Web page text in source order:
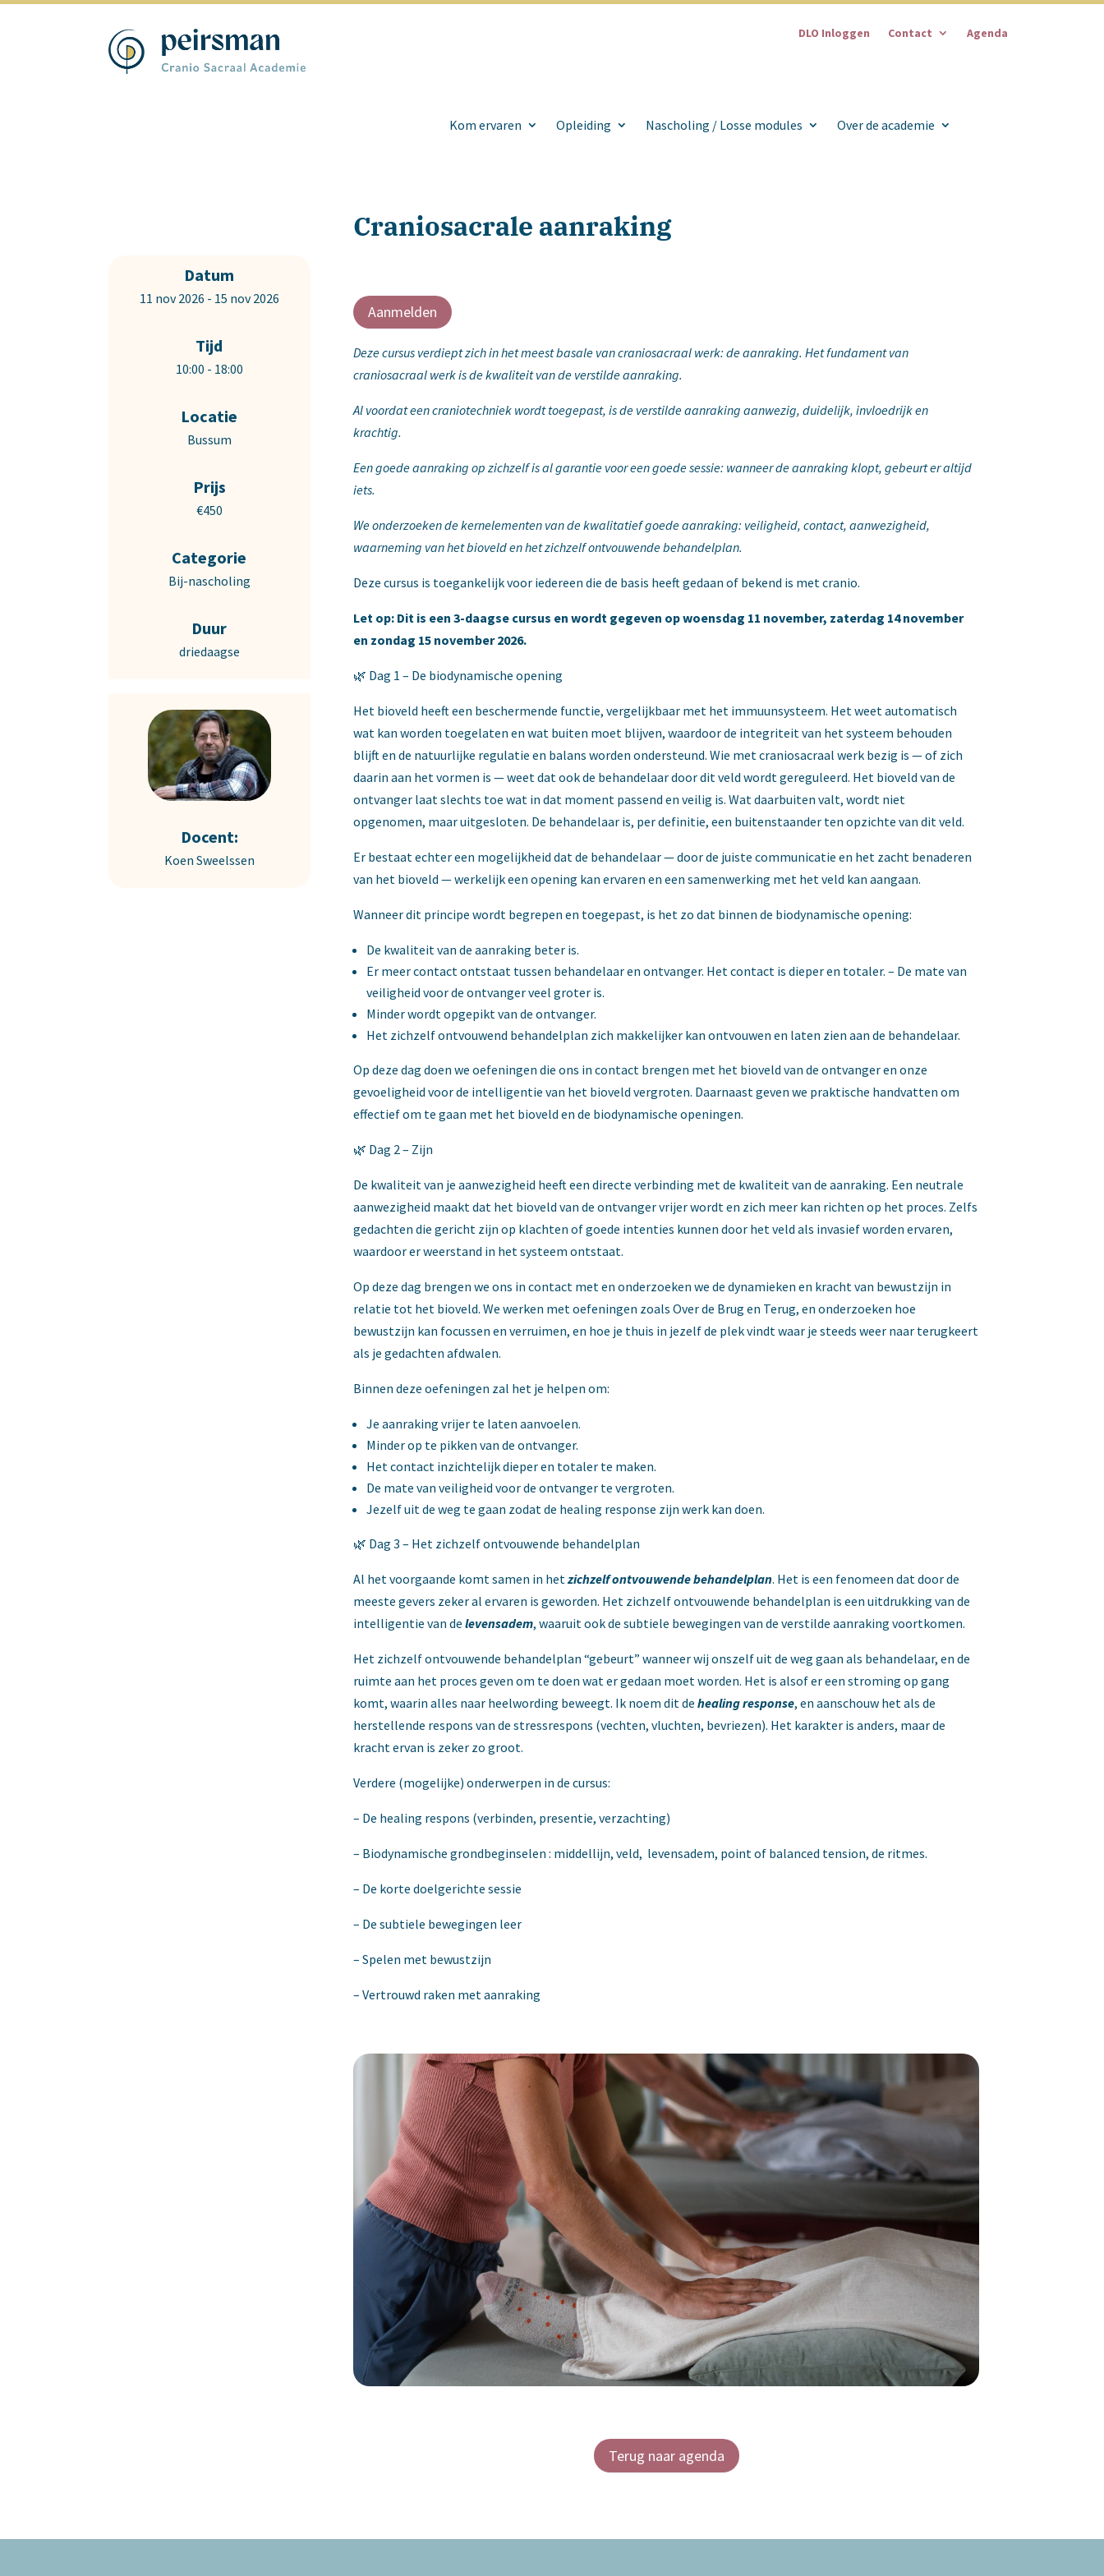
DLO Inloggen Contact Agenda
Kom ervaren Opleiding Nascholing / Losse modules Over de academie
Craniosacrale aanraking
Datum
11 nov 2026 - 15 nov 2026
Tijd
10:00 - 18:00
Locatie
Bussum
Prijs
€450
Categorie
Bij-nascholing
Duur
driedaagse
Docent:
Koen Sweelssen
Aanmelden
Deze cursus verdiept zich in het meest basale van craniosacraal werk: de aanraking. Het fundament van
craniosacraal werk is de kwaliteit van de verstilde aanraking.
Al voordat een craniotechniek wordt toegepast, is de verstilde aanraking aanwezig, duidelijk, invloedrijk en
krachtig.
Een goede aanraking op zichzelf is al garantie voor een goede sessie: wanneer de aanraking klopt, gebeurt er altijd
iets.
We onderzoeken de kernelementen van de kwalitatief goede aanraking: veiligheid, contact, aanwezigheid,
waarneming van het bioveld en het zichzelf ontvouwende behandelplan.
Deze cursus is toegankelijk voor iedereen die de basis heeft gedaan of bekend is met cranio.
Let op: Dit is een 3-daagse cursus en wordt gegeven op woensdag 11 november, zaterdag 14 november
en zondag 15 november 2026.
🌿 Dag 1 – De biodynamische opening
Het bioveld heeft een beschermende functie, vergelijkbaar met het immuunsysteem. Het weet automatisch
wat kan worden toegelaten en wat buiten moet blijven, waardoor de integriteit van het systeem behouden
blijft en de natuurlijke regulatie en balans worden ondersteund. Wie met craniosacraal werk bezig is — of zich
daarin aan het vormen is — weet dat ook de behandelaar door dit veld wordt gereguleerd. Het bioveld van de
ontvanger laat slechts toe wat in dat moment passend en veilig is. Wat daarbuiten valt, wordt niet
opgenomen, maar uitgesloten. De behandelaar is, per definitie, een buitenstaander ten opzichte van dit veld.
Er bestaat echter een mogelijkheid dat de behandelaar — door de juiste communicatie en het zacht benaderen
van het bioveld — werkelijk een opening kan ervaren en een samenwerking met het veld kan aangaan.
Wanneer dit principe wordt begrepen en toegepast, is het zo dat binnen de biodynamische opening:
De kwaliteit van de aanraking beter is.
Er meer contact ontstaat tussen behandelaar en ontvanger. Het contact is dieper en totaler. – De mate van
veiligheid voor de ontvanger veel groter is.
Minder wordt opgepikt van de ontvanger.
Het zichzelf ontvouwend behandelplan zich makkelijker kan ontvouwen en laten zien aan de behandelaar.
Op deze dag doen we oefeningen die ons in contact brengen met het bioveld van de ontvanger en onze
gevoeligheid voor de intelligentie van het bioveld vergroten. Daarnaast geven we praktische handvatten om
effectief om te gaan met het bioveld en de biodynamische openingen.
🌿 Dag 2 – Zijn
De kwaliteit van je aanwezigheid heeft een directe verbinding met de kwaliteit van de aanraking. Een neutrale
aanwezigheid maakt dat het bioveld van de ontvanger vrijer wordt en zich meer kan richten op het proces. Zelfs
gedachten die gericht zijn op klachten of goede intenties kunnen door het veld als invasief worden ervaren,
waardoor er weerstand in het systeem ontstaat.
Op deze dag brengen we ons in contact met en onderzoeken we de dynamieken en kracht van bewustzijn in
relatie tot het bioveld. We werken met oefeningen zoals Over de Brug en Terug, en onderzoeken hoe
bewustzijn kan focussen en verruimen, en hoe je thuis in jezelf de plek vindt waar je steeds weer naar terugkeert
als je gedachten afdwalen.
Binnen deze oefeningen zal het je helpen om:
Je aanraking vrijer te laten aanvoelen.
Minder op te pikken van de ontvanger.
Het contact inzichtelijk dieper en totaler te maken.
De mate van veiligheid voor de ontvanger te vergroten.
Jezelf uit de weg te gaan zodat de healing response zijn werk kan doen.
🌿 Dag 3 – Het zichzelf ontvouwende behandelplan
Al het voorgaande komt samen in hetzichzelf ontvouwende behandelplan. Het is een fenomeen dat door de
meeste gevers zeker al ervaren is geworden. Het zichzelf ontvouwende behandelplan is een uitdrukking van de
intelligentie van delevensadem, waaruit ook de subtiele bewegingen van de verstilde aanraking voortkomen.
Het zichzelf ontvouwende behandelplan“gebeurt” wanneer wij onszelf uit de weg gaan als behandelaar, en de
ruimte aan het proces geven om te doen wat er gedaan moet worden. Het is alsof er een stroming op gang
komt, waarin alles naar heelwording beweegt. Ik noem dit dehealing response, en aanschouw het als de
herstellende respons van de stressrespons (vechten, vluchten, bevriezen). Het karakter is anders, maar de
kracht ervan is zeker zo groot.
Verdere (mogelijke) onderwerpen in de cursus:
– De healing respons (verbinden, presentie, verzachting)
– Biodynamische grondbeginselen : middellijn, veld, levensadem, point of balanced tension, de ritmes.
– De korte doelgerichte sessie
– De subtiele bewegingen leer
– Spelen met bewustzijn
– Vertrouwd raken met aanraking
Terug naar agenda